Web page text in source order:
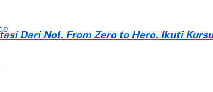
Dari Nol. From Zero to Hero. Ikuti